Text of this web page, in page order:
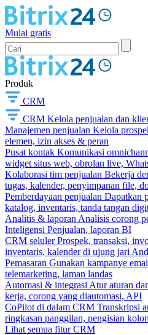
Mulai gratis
Produk
CRM
CRM Kelola penjualan dan
Manajemen penjualan Kelola
elemen, izin akses & peran
Pusat kontak Komunikasi
widget situs web, obrolan live,
Kolaborasi tim penjualan Bekerja
tugas, kalender, penyimpanan file,
Pemberdayaan penjualan Dapatkan
katalog, inventaris, tanda tangan
Analitis & laporan Analisis corong
Inteligensi Penjualan, laporan BI
CRM seluler Prospek, transaksi,
inventaris, kalender di ujung jari
Pemasaran Gunakan kampanye
telemarketing, laman landas
Automasi & integrasi Atur aturan
kerja, corong yang diautomasi, API
CoPilot di dalam CRM Transkripsi
ringkasan panggilan, pengisian
Lihat semua fitur CRM